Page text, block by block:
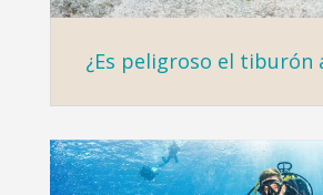
¿Es peligroso el tiburón